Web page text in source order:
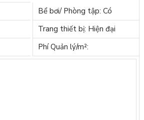
Bể bơi/ Phòng tập: Có
Trang thiết bị: Hiện đại
Phí Quản lý/m²: